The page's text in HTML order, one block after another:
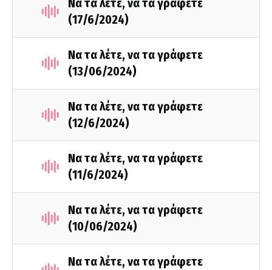
Να τα λέτε, να τα γράφετε
(17/6/2024)
Να τα λέτε, να τα γράφετε
(13/06/2024)
Να τα λέτε, να τα γράφετε
(12/6/2024)
Να τα λέτε, να τα γράφετε
(11/6/2024)
Να τα λέτε, να τα γράφετε
(10/06/2024)
Να τα λέτε, να τα γράφετε